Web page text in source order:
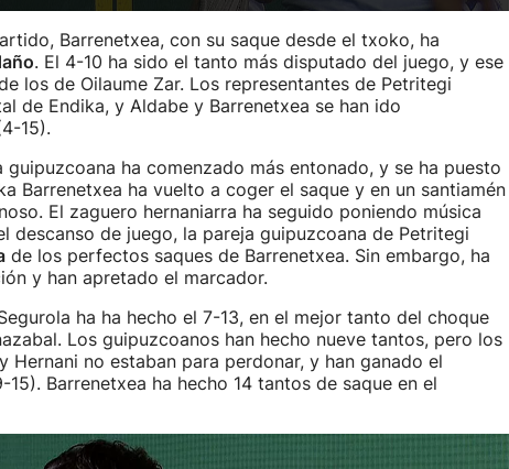
Barrenetxea, con su saque desde el txoko, ha
. El 4-10 ha sido el tanto más disputado del juego, y ese
los de Oilaume Zar. Los representantes de Petritegi
de Endika, y Aldabe y Barrenetxea se han ido
15).
guipuzcoana ha comenzado más entonado, y se ha puesto
Barrenetxea ha vuelto a coger el saque y en un santiamén
El zaguero hernaniarra ha seguido poniendo música
descanso de juego, la pareja guipuzcoana de Petritegi
de los perfectos saques de Barrenetxea. Sin embargo, ha
y han apretado el marcador.
ha ha hecho el 7-13, en el mejor tanto del choque
Los guipuzcoanos han hecho nueve tantos, pero los
Hernani no estaban para perdonar, y han ganado el
Barrenetxea ha hecho 14 tantos de saque en el